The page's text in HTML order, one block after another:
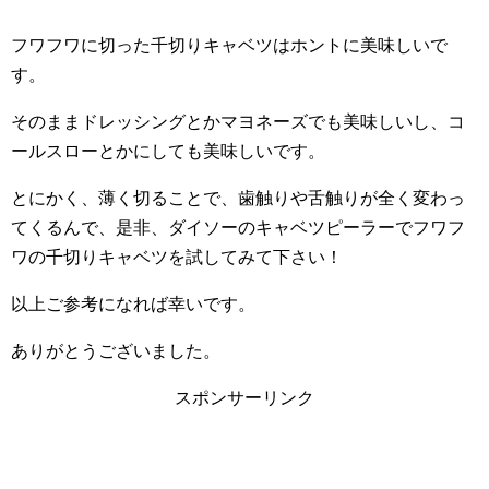
フワフワに切った千切りキャベツはホントに美味しいで
す。
そのままドレッシングとかマヨネーズでも美味しいし、コ
ールスローとかにしても美味しいです。
とにかく、薄く切ることで、歯触りや舌触りが全く変わっ
てくるんで、是非、ダイソーのキャベツピーラーでフワフ
ワの千切りキャベツを試してみて下さい！
以上ご参考になれば幸いです。
ありがとうございました。
スポンサーリンク